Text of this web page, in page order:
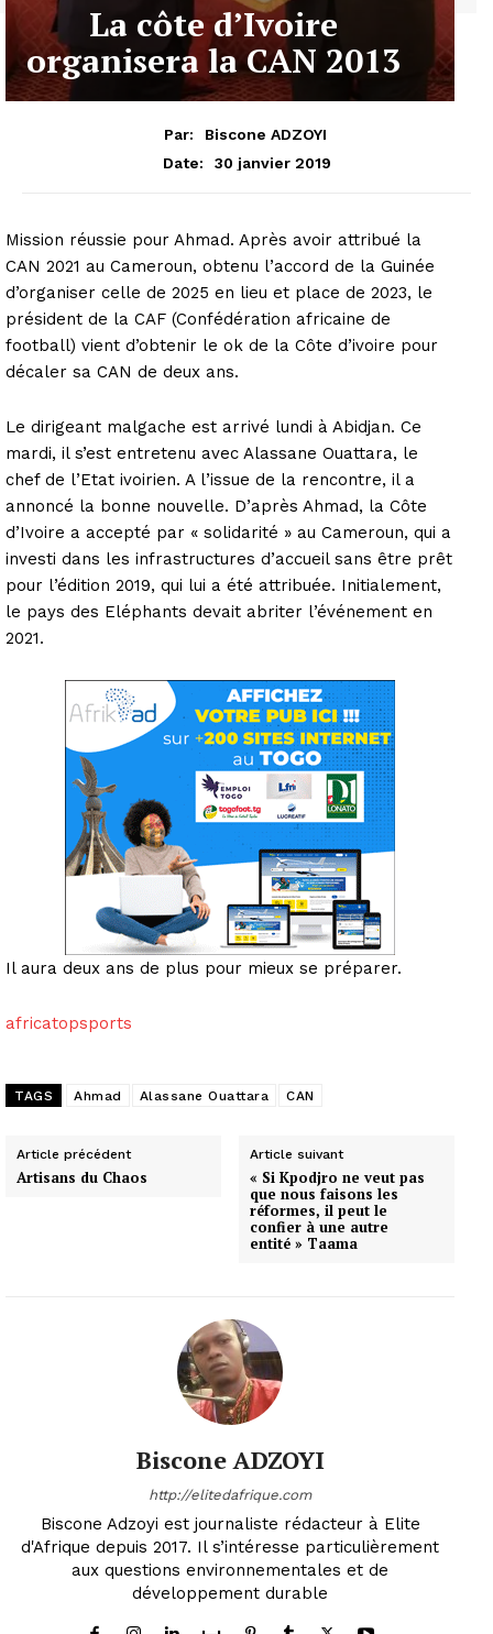
La côte d’Ivoire
organisera la CAN 2013
Par:
Biscone ADZOYI
Date:
30 janvier 2019
Mission réussie pour Ahmad. Après avoir attribué la
CAN 2021 au Cameroun, obtenu l’accord de la Guinée
d’organiser celle de 2025 en lieu et place de 2023, le
président de la CAF (Confédération africaine de
football) vient d’obtenir le ok de la Côte d’ivoire pour
décaler sa CAN de deux ans.
Le dirigeant malgache est arrivé lundi à Abidjan. Ce
mardi, il s’est entretenu avec Alassane Ouattara, le
chef de l’Etat ivoirien. A l’issue de la rencontre, il a
annoncé la bonne nouvelle. D’après Ahmad, la Côte
d’Ivoire a accepté par « solidarité » au Cameroun, qui a
investi dans les infrastructures d’accueil sans être prêt
pour l’édition 2019, qui lui a été attribuée. Initialement,
le pays des Eléphants devait abriter l’événement en
2021.
Il aura deux ans de plus pour mieux se préparer.
africatopsports
TAGS Ahmad Alassane Ouattara CAN
Article précédent
Artisans du Chaos
Article suivant
« Si Kpodjro ne veut pas
que nous faisons les
réformes, il peut le
confier à une autre
entité » Taama
Biscone ADZOYI
http://elitedafrique.com
Biscone Adzoyi est journaliste rédacteur à Elite
d'Afrique depuis 2017. Il s’intéresse particulièrement
aux questions environnementales et de
développement durable